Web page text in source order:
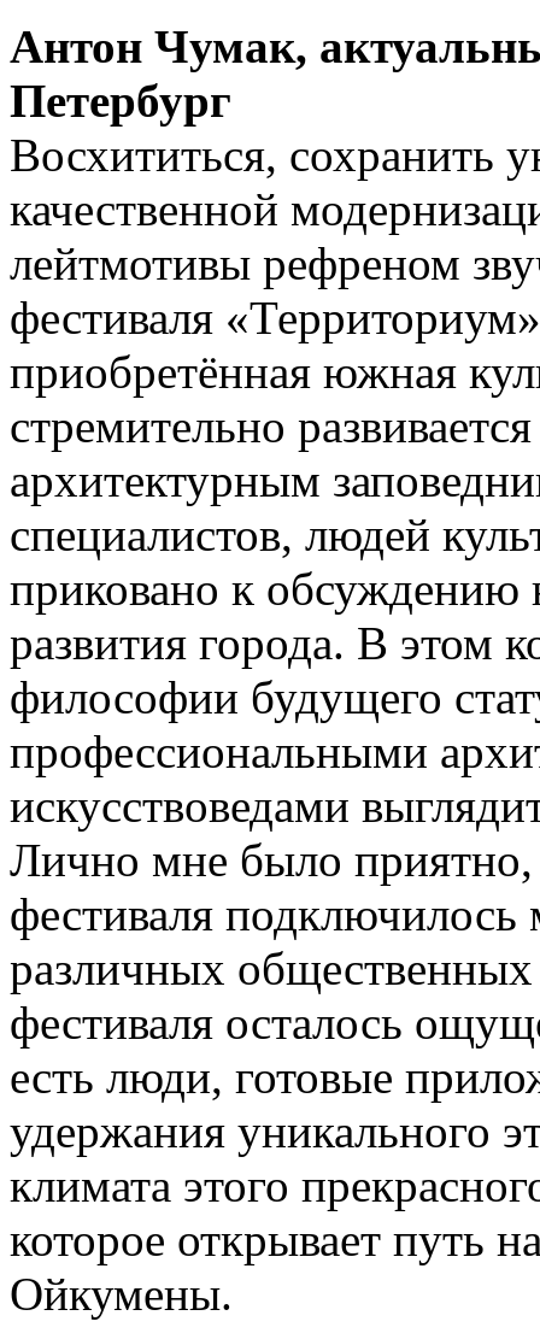
Антон Чумак,
Петербург
Восхититься, сохранить
качественной
лейтмотивы рефреном
фестиваля
приобретённая южная
стремительно
архитектурным
специалистов, людей
приковано к обсуждению
развития города. В этом
философии будущего
профессиональными
искусствоведами
Лично мне было приятно,
фестиваля
различных
фестиваля осталось
есть люди, готовые
удержания уникального
климата этого
которое открывает путь
Ойкумены.